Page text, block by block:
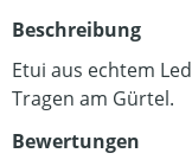
Beschreibung
Etui aus echtem
Tragen am Gürtel.
Bewertungen